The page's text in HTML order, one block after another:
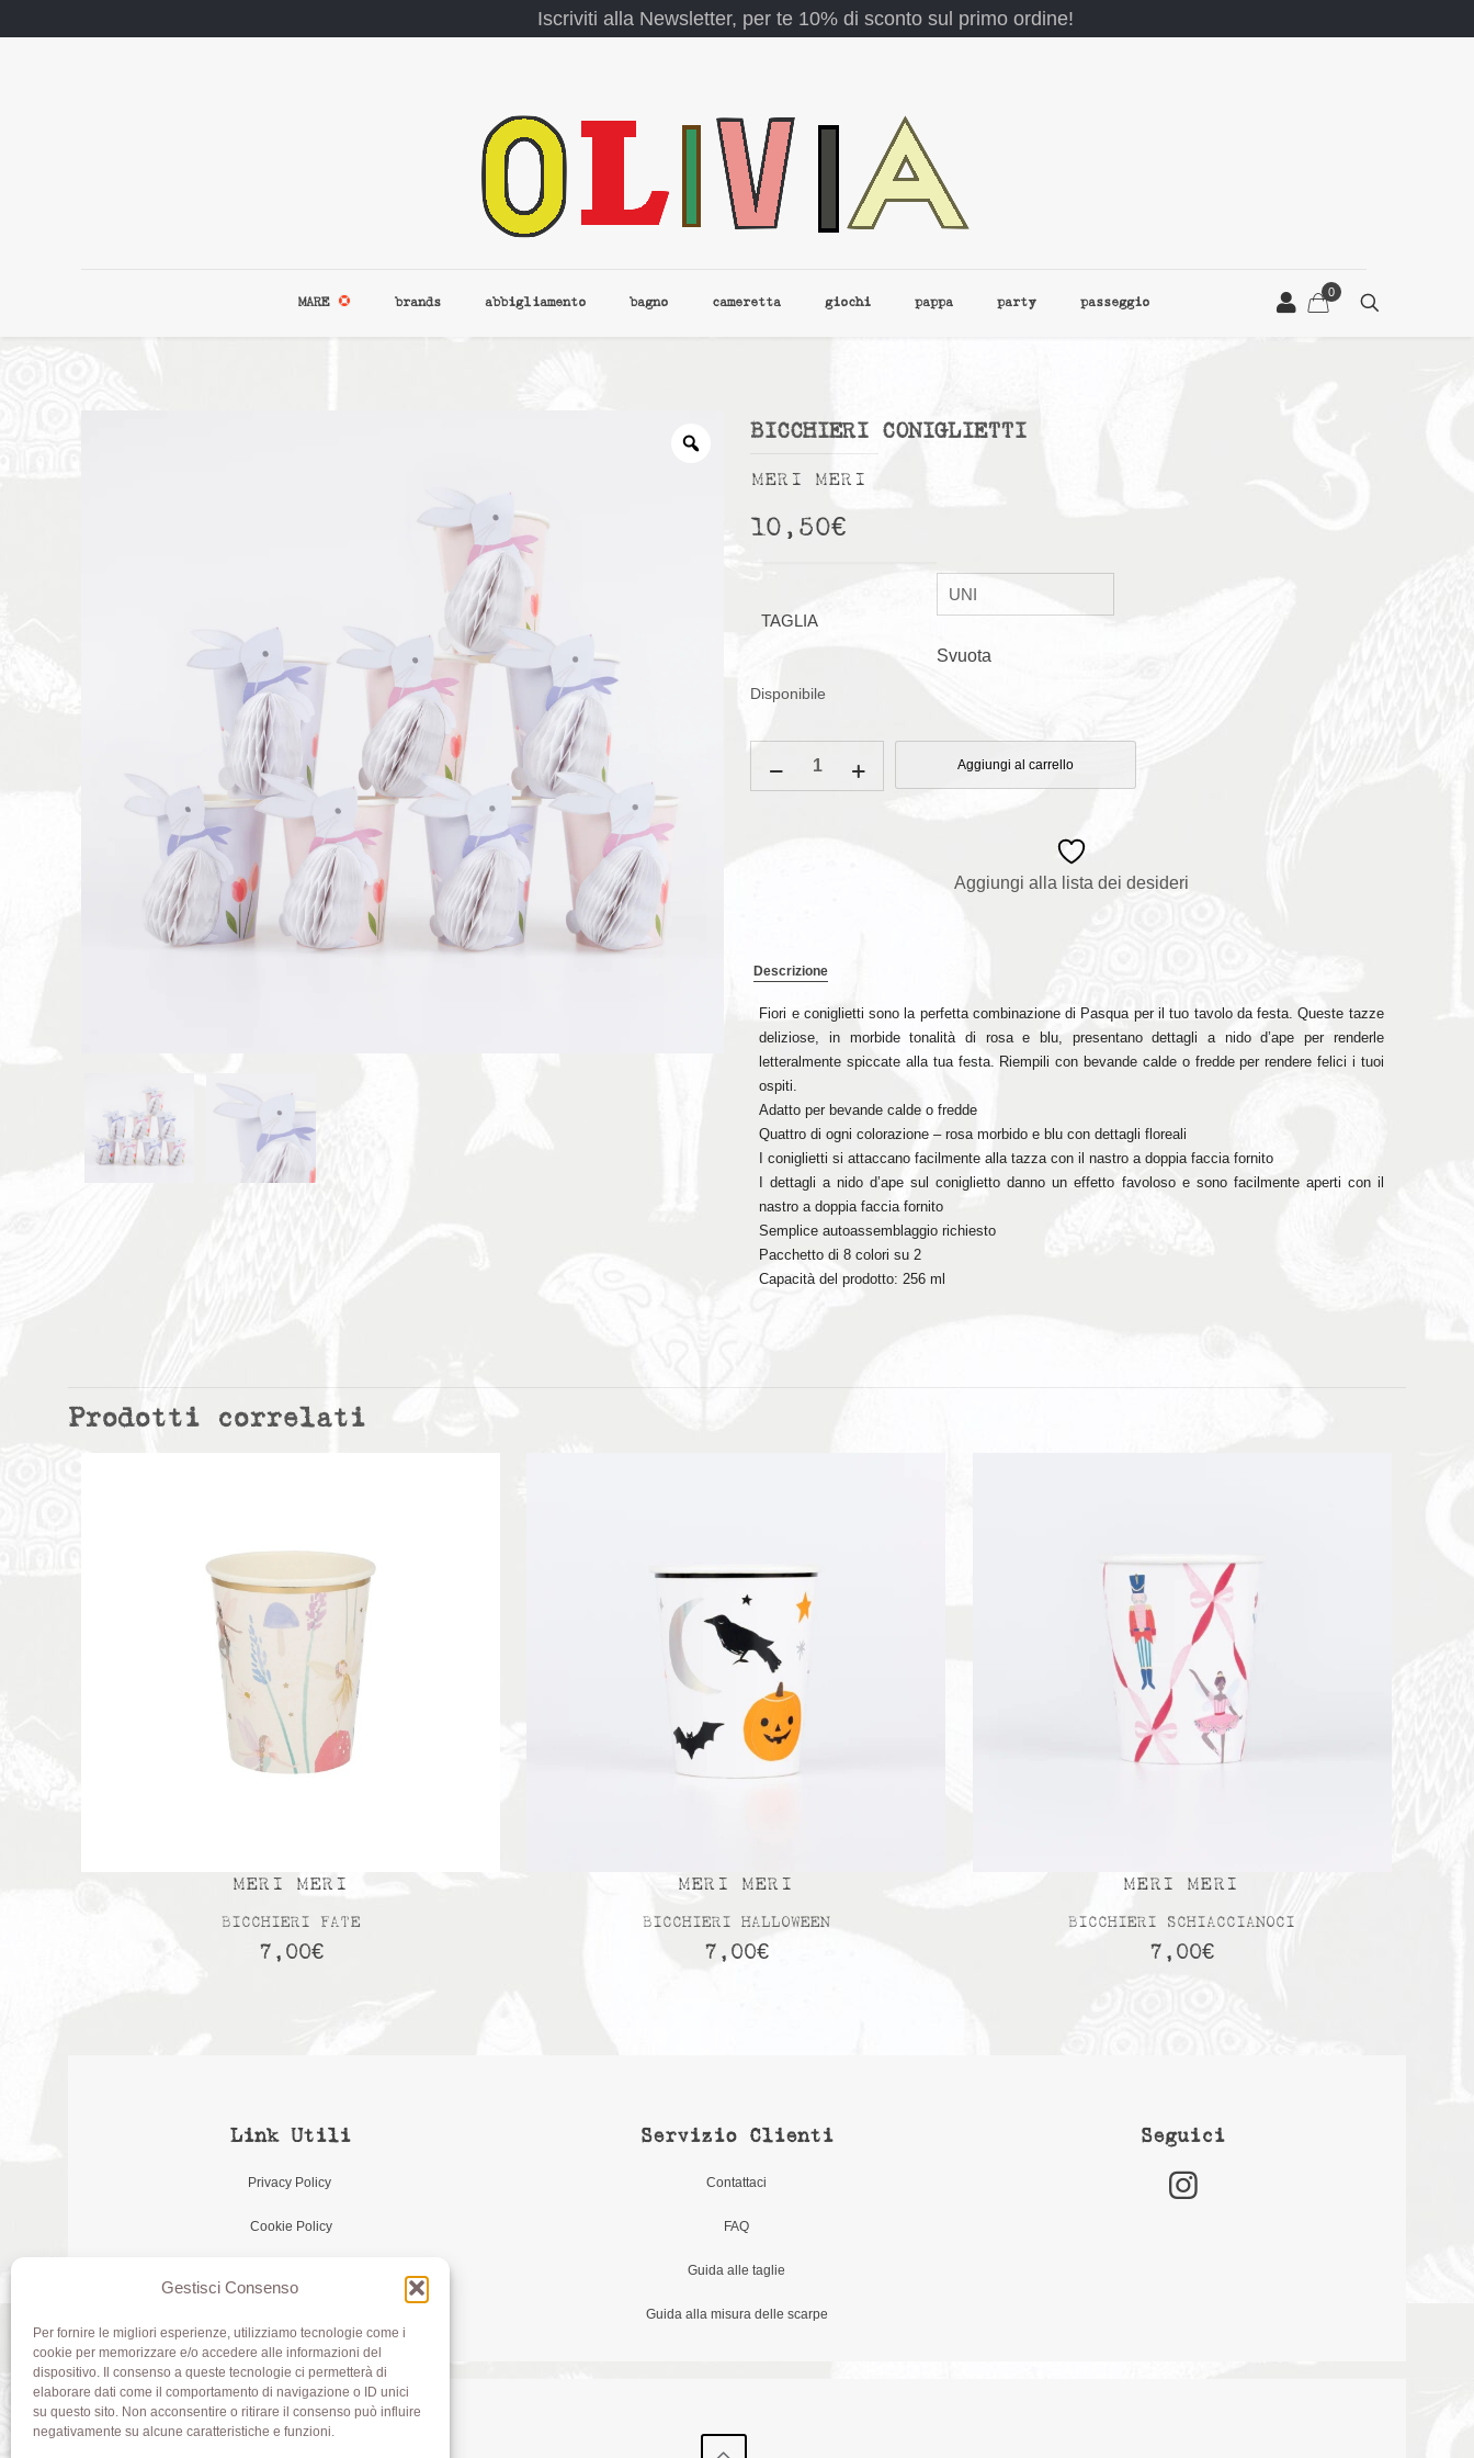
Gestisci Consenso
Per fornire le migliori esperienze, utilizziamo tecnologie come i
cookie per memorizzare e/o accedere alle informazioni del
dispositivo. Il consenso a queste tecnologie ci permetterà di
elaborare dati come il comportamento di navigazione o ID unici
su questo sito. Non acconsentire o ritirare il consenso può influire
negativamente su alcune caratteristiche e funzioni.
Iscriviti alla Newsletter, per te 10% di sconto sul primo ordine!
MARE brands abbigliamento bagno cameretta giochi pappa party passeggio
0
BICCHIERI CONIGLIETTI
MERI MERI
10,50€
TAGLIA
Svuota
Disponibile
Aggiungi al carrello
Aggiungi alla lista dei desideri
Descrizione
Fiori e coniglietti sono la perfetta combinazione di Pasqua per il tuo tavolo da festa. Queste tazze
deliziose, in morbide tonalità di rosa e blu, presentano dettagli a nido d’ape per renderle
letteralmente spiccate alla tua festa. Riempili con bevande calde o fredde per rendere felici i tuoi
ospiti.
Adatto per bevande calde o fredde
Quattro di ogni colorazione – rosa morbido e blu con dettagli floreali
I coniglietti si attaccano facilmente alla tazza con il nastro a doppia faccia fornito
I dettagli a nido d’ape sul coniglietto danno un effetto favoloso e sono facilmente aperti con il
nastro a doppia faccia fornito
Semplice autoassemblaggio richiesto
Pacchetto di 8 colori su 2
Capacità del prodotto: 256 ml
Prodotti correlati
MERI MERI
BICCHIERI FATE
7,00€
MERI MERI
BICCHIERI HALLOWEEN
7,00€
MERI MERI
BICCHIERI SCHIACCIANOCI
7,00€
Link Utili
Privacy Policy
Cookie Policy
Servizio Clienti
Contattaci
FAQ
Guida alle taglie
Guida alla misura delle scarpe
Seguici